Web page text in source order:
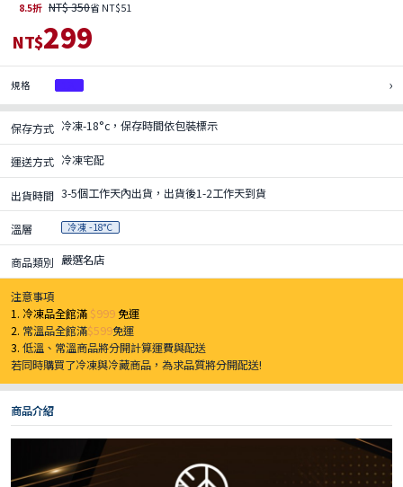
8.5折 NT$ 350省 NT$51
NT$299
規格 ›
保存方式 冷凍-18°c，保存時間依包裝標示
運送方式 冷凍宅配
出貨時間 3-5個工作天內出貨，出貨後1-2工作天到貨
溫層 冷凍 -18°C
商品類別 嚴選名店
注意事項
1. 冷凍品全館滿 $999免運
2. 常溫品全館滿$599免運
3.低溫、常溫商品將分開計算運費與配送
若同時購買了冷凍與冷藏商品，為求品質將分開配送!
商品介紹